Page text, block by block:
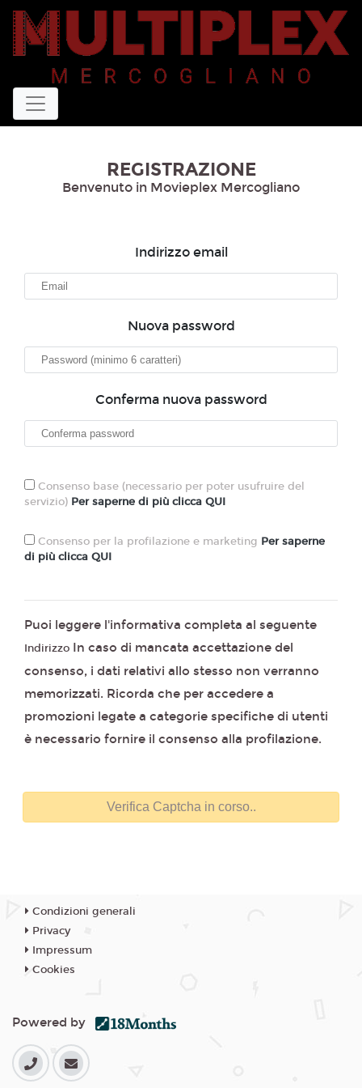
REGISTRAZIONE
Benvenuto in Movieplex Mercogliano
Indirizzo email
Nuova password
Conferma nuova password
Consenso base (necessario per poter usufruire del
servizio) Per saperne di più clicca QUI
Consenso per la profilazione e marketing Per saperne
di più clicca QUI
Puoi leggere l'informativa completa al seguente
Indirizzo In caso di mancata accettazione del
consenso, i dati relativi allo stesso non verranno
memorizzati. Ricorda che per accedere a
promozioni legate a categorie specifiche di utenti
è necessario fornire il consenso alla profilazione.
Condizioni generali
Privacy
Impressum
Cookies
Powered by